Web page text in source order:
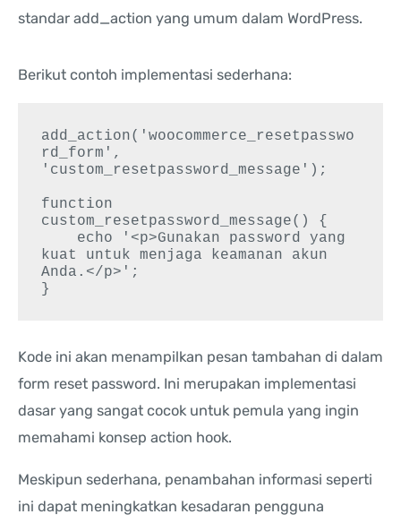
standar add_action yang umum dalam WordPress.
Berikut contoh implementasi sederhana:
add_action('woocommerce_resetpasswo
rd_form',
'custom_resetpassword_message');
function
custom_resetpassword_message() {
kuat untuk menjaga keamanan akun
Anda.</p>';
Kode ini akan menampilkan pesan tambahan di dalam
form reset password. Ini merupakan implementasi
dasar yang sangat cocok untuk pemula yang ingin
memahami konsep action hook.
Meskipun sederhana, penambahan informasi seperti
ini dapat meningkatkan kesadaran pengguna